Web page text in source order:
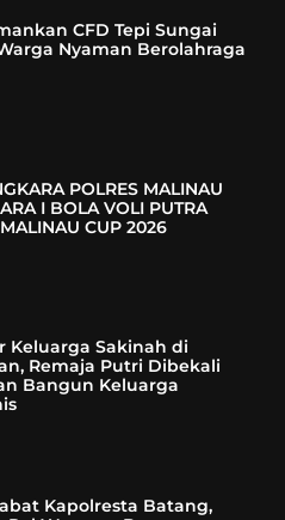
CFD Tepi Sungai
Nyaman Berolahraga
POLRES MALINAU
I BOLA VOLI PUTRA
CUP 2026
Keluarga Sakinah di
Remaja Putri Dibekali
Bangun Keluarga
Kapolresta Batang,